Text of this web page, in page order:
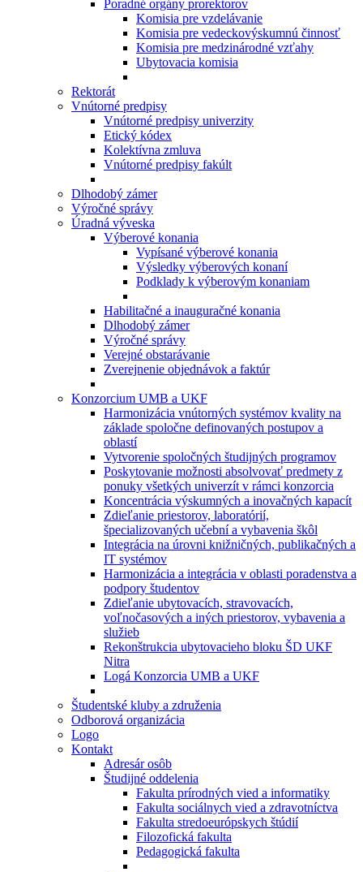
Poradné orgány prorektorov
Komisia pre vzdelávanie
Komisia pre vedeckovýskumnú činnosť
Komisia pre medzinárodné vzťahy
Ubytovacia komisia
Rektorát
Vnútorné predpisy
Vnútorné predpisy univerzity
Etický kódex
Kolektívna zmluva
Vnútorné predpisy fakúlt
Dlhodobý zámer
Výročné správy
Úradná výveska
Výberové konania
Vypísané výberové konania
Výsledky výberových konaní
Podklady k výberovým konaniam
Habilitačné a inauguračné konania
Dlhodobý zámer
Výročné správy
Verejné obstarávanie
Zverejnenie objednávok a faktúr
Konzorcium UMB a UKF
Harmonizácia vnútorných systémov kvality na
základe spoločne definovaných postupov a
oblastí
Vytvorenie spoločných študijných programov
Poskytovanie možnosti absolvovať predmety z
ponuky všetkých univerzít v rámci konzorcia
Koncentrácia výskumných a inovačných kapacít
Zdieľanie priestorov, laboratórií,
špecializovaných učební a vybavenia škôl
Integrácia na úrovni knižničných, publikačných a
IT systémov
Harmonizácia a integrácia v oblasti poradenstva a
podpory študentov
Zdieľanie ubytovacích, stravovacích,
voľnočasových a iných priestorov, vybavenia a
služieb
Rekonštrukcia ubytovacieho bloku ŠD UKF
Nitra
Logá Konzorcia UMB a UKF
Študentské kluby a združenia
Odborová organizácia
Logo
Kontakt
Adresár osôb
Študijné oddelenia
Fakulta prírodných vied a informatiky
Fakulta sociálnych vied a zdravotníctva
Fakulta stredoeurópskych štúdií
Filozofická fakulta
Pedagogická fakulta